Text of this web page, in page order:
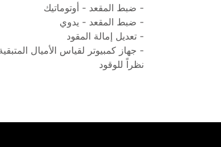
- ضبط المقعد - أوتوماتيك
- ضبط المقعد - يدوي
- تعديل إمالة المقود
نظراً للوقود